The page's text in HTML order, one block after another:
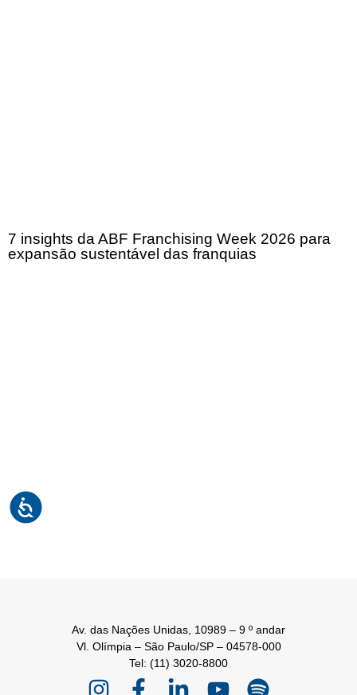
7 insights da ABF Franchising Week 2026 para
expansão sustentável das franquias
Av. das Nações Unidas, 10989 – 9 º andar
Vl. Olímpia – São Paulo/SP – 04578-000
Tel: (11) 3020-8800